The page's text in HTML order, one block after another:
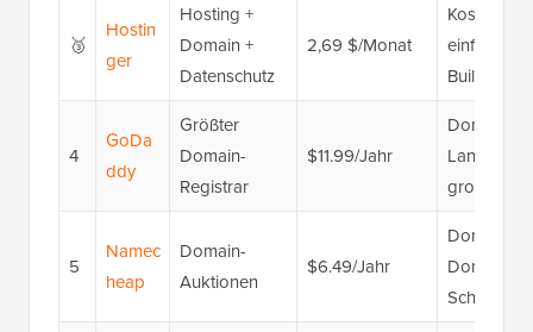
🥉
Hostin
ger
Hosting +
Domain +
Datenschutz
2,69 $/Monat
einfache
Builder,
4
GoDa
ddy
Größter
Domain-
Registrar
$11.99/Jahr
Domain-
große
5
Namec
heap
Domain-
Auktionen
$6.49/Jahr
Domain-
Domain-
Schutz